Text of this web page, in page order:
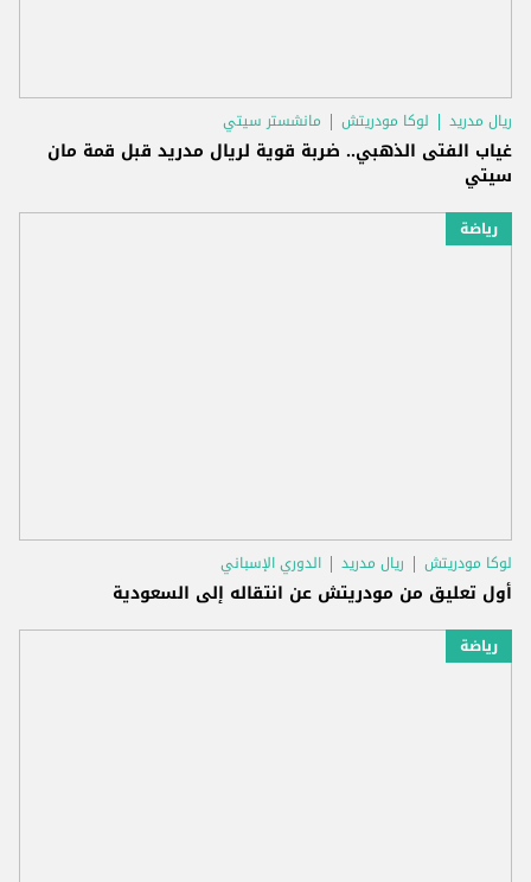
ريال مدريد لوكا مودريتش مانشستر سيتي
غياب الفتى الذهبي.. ضربة قوية لريال مدريد قبل قمة مان
سيتي
رياضة
لوكا مودريتش ريال مدريد الدوري الإسباني
أول تعليق من مودريتش عن انتقاله إلى السعودية
رياضة